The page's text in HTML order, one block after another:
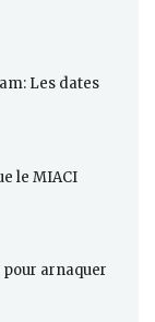
Les dates
le MIACI
arnaquer